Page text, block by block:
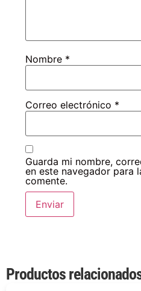
Nombre *
Correo electrónico *
Guarda mi nombre,
en este navegador para
comente.
Productos